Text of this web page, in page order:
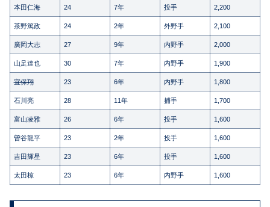
本田仁海 24 7年 投手 2,200
茶野篤政 24 2年 外野手 2,100
廣岡大志 27 9年 内野手 2,000
山足達也 30 7年 内野手 1,900
宜保翔 23 6年 内野手 1,800
石川亮 28 11年 捕手 1,700
富山凌雅 26 6年 投手 1,600
曽谷龍平 23 2年 投手 1,600
吉田輝星 23 6年 投手 1,600
太田椋 23 6年 内野手 1,600